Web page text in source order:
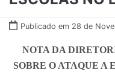
Publicado em 28 de
NOTA DA
SOBRE O ATAQUE A